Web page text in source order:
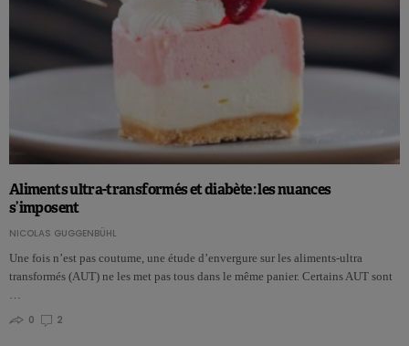
Aliments ultra-transformés et diabète : les nuances
s’imposent
NICOLAS GUGGENBÜHL
Une fois n’est pas coutume, une étude d’envergure sur les aliments-ultra
transformés (AUT) ne les met pas tous dans le même panier. Certains AUT sont
…
0
2